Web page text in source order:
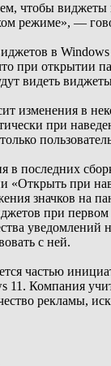
чтобы виджеты
режиме», —
в
при открытии
видеть
изменения в
при
в последних
«Открыть при
значков на
при первом
уведомлений
с ней.
частью
11. Компания
рекламы,